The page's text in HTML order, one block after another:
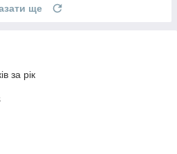
ще
за рік